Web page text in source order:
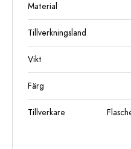
Material
Tillverkningsland
Vikt
Färg
Tillverkare